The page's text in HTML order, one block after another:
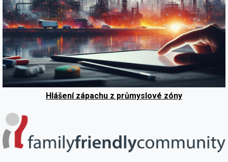
Hlášení zápachu z průmyslové zóny